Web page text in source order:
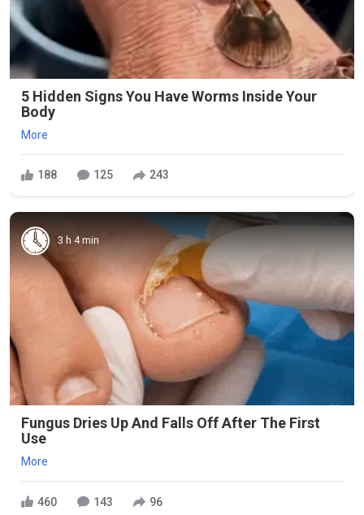
5 Hidden Signs You Have Worms Inside Your
Body
More
188 125 243
3 h 4 min
Fungus Dries Up And Falls Off After The First
Use
More
460 143 96